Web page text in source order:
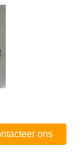
ons